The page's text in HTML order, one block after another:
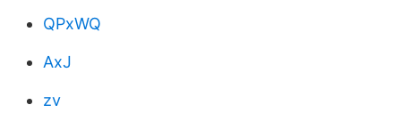
QPxWQ
AxJ
zv